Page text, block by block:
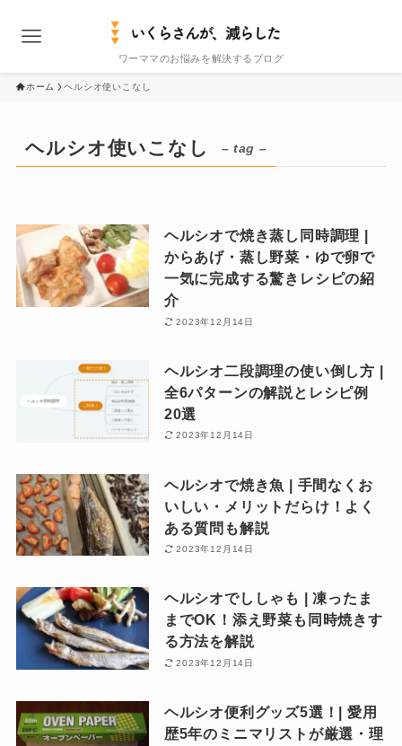
ワーママのお悩みを解決するブログ
ホーム ヘルシオ使いこなし
ヘルシオ使いこなし – tag –
ヘルシオで焼き蒸し同時調理 |
からあげ・蒸し野菜・ゆで卵で
一気に完成する驚きレシピの紹
介
2023年12月14日
ヘルシオ二段調理の使い倒し方 |
全6パターンの解説とレシピ例
20選
2023年12月14日
ヘルシオで焼き魚 | 手間なくお
いしい・メリットだらけ！よく
ある質問も解説
2023年12月14日
ヘルシオでししゃも | 凍ったま
までOK！添え野菜も同時焼きす
る方法を解説
2023年12月14日
ヘルシオ便利グッズ5選！| 愛用
歴5年のミニマリストが厳選・理